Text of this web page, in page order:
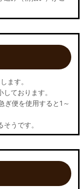
ます。
ております。
ぎ便を使用すると1～
うです。